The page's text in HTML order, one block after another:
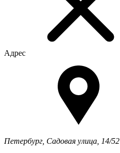
Адрес
Петербург, Садовая улица, 14/52